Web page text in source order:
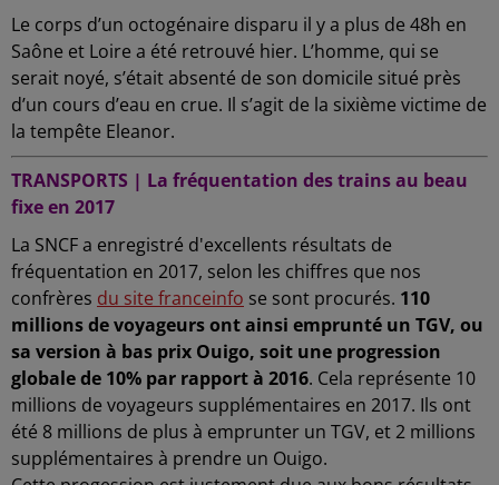
Le corps d’un octogénaire disparu il y a plus de 48h en
Saône et Loire a été retrouvé hier. L’homme, qui se
serait noyé, s’était absenté de son domicile situé près
d’un cours d’eau en crue. Il s’agit de la sixième victime de
la tempête Eleanor.
TRANSPORTS | La fréquentation des trains au beau
fixe en 2017
La SNCF a enregistré d'excellents résultats de
fréquentation en 2017, selon les chiffres que nos
confrères du site franceinfo se sont procurés. 110
millions de voyageurs ont ainsi emprunté un TGV, ou
sa version à bas prix Ouigo, soit une progression
globale de 10% par rapport à 2016. Cela représente 10
millions de voyageurs supplémentaires en 2017. Ils ont
été 8 millions de plus à emprunter un TGV, et 2 millions
supplémentaires à prendre un Ouigo.